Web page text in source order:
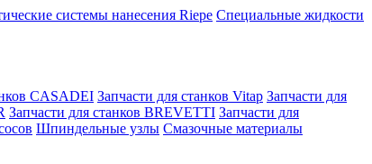
системы нанесения Riepe Специальные жидкости
CASADEI Запчасти для станков Vitap Запчасти для
Запчасти для станков BREVETTI Запчасти для
Шпиндельные узлы Смазочные материалы